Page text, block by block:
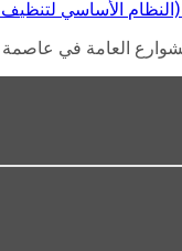
لتنظيف الشوارع)
في عاصمة ولاية